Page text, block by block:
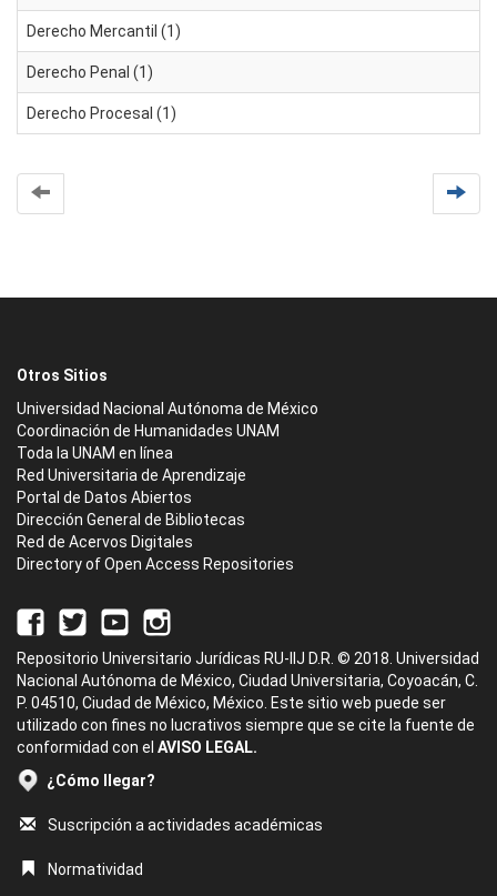
Derecho Mercantil (1)
Derecho Penal (1)
Derecho Procesal (1)
Otros Sitios
Universidad Nacional Autónoma de México
Coordinación de Humanidades UNAM
Toda la UNAM en línea
Red Universitaria de Aprendizaje
Portal de Datos Abiertos
Dirección General de Bibliotecas
Red de Acervos Digitales
Directory of Open Access Repositories
Repositorio Universitario Jurídicas RU-IIJ D.R. © 2018. Universidad
Nacional Autónoma de México, Ciudad Universitaria, Coyoacán, C.
P. 04510, Ciudad de México, México. Este sitio web puede ser
utilizado con fines no lucrativos siempre que se cite la fuente de
conformidad con el AVISO LEGAL.
¿Cómo llegar?
Suscripción a actividades académicas
Normatividad